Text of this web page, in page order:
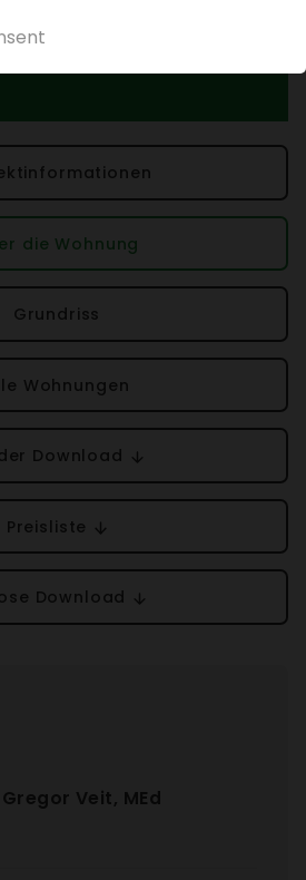
die Wohnung
Grund­riss
Wohnungen
Down­load
Preis­liste
Down­load
Gregor Veit, MEd